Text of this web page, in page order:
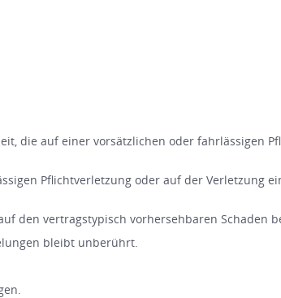
die auf einer vorsätzlichen oder fahrlässigen
Pflichtverletzung oder auf der Verletzung
den vertragstypisch vorhersehbaren Schaden
bleibt unberührt.